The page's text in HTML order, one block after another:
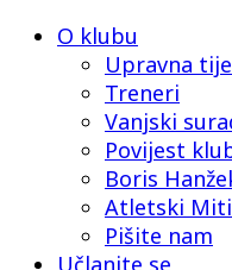
O klubu
Upravna
Treneri
Vanjski
Povijest
Boris
Atletski
Pišite nam
Učlanite se